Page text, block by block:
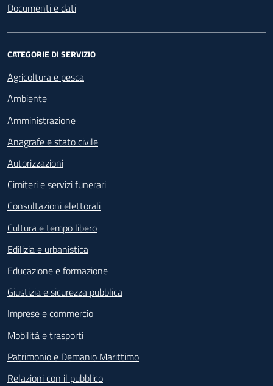
Documenti e dati
CATEGORIE DI SERVIZIO
Agricoltura e pesca
Ambiente
Amministrazione
Anagrafe e stato civile
Autorizzazioni
Cimiteri e servizi funerari
Consultazioni elettorali
Cultura e tempo libero
Edilizia e urbanistica
Educazione e formazione
Giustizia e sicurezza pubblica
Imprese e commercio
Mobilità e trasporti
Patrimonio e Demanio Marittimo
Relazioni con il pubblico